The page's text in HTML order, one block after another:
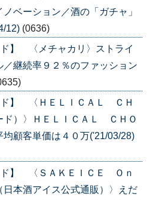
ベーション／酒の「ガチャ」
12) (0636)
ド】 〈メチャカリ〉ストライ
継続率９２％のファッション
ド】 〈ＨＥＬＩＣＡＬ ＣＨ
ド）〉ＨＥＬＩＣＡＬ ＣＨＯ
均顧客単価は４０万('21/03/28)
ド】 〈ＳＡＫＥＩＣＥ Ｏｎ
本酒アイス公式通販）〉えだ